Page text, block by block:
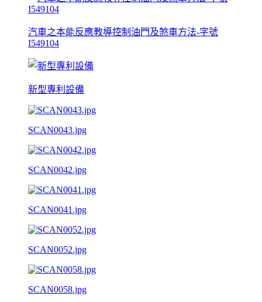
汽車之本能反應教導控制油門及煞車方法-字號
I549104
新型專利設備
SCAN0043.jpg
SCAN0042.jpg
SCAN0041.jpg
SCAN0052.jpg
SCAN0058.jpg